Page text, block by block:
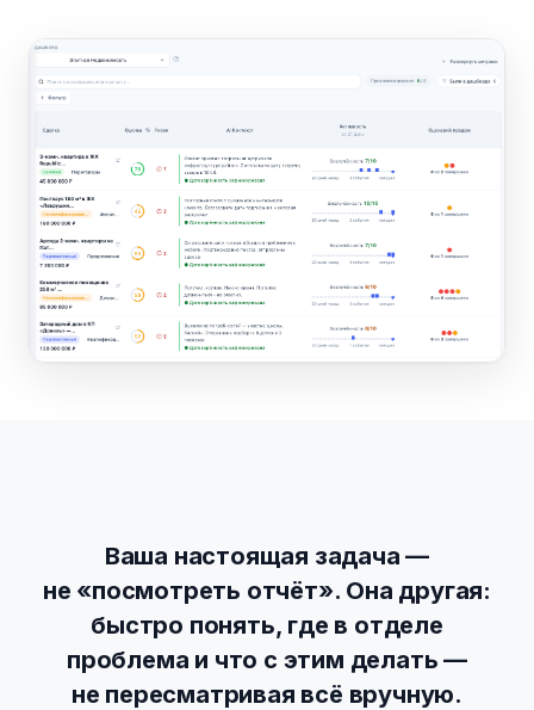
Ваша настоящая задача —
не «посмотреть отчёт». Она другая:
быстро понять, где в отделе
проблема и что с этим делать —
не пересматривая всё вручную.